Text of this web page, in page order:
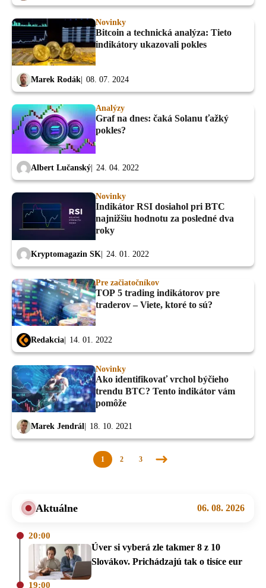
Novinky
Bitcoin a technická analýza: Tieto
indikátory ukazovali pokles
Marek Rodák 08. 07. 2024
Analýzy
Graf na dnes: čaká Solanu ťažký
pokles?
Albert Lučanský 24. 04. 2022
Novinky
Indikátor RSI dosiahol pri BTC
najnižšiu hodnotu za posledné dva
roky
Kryptomagazin SK 24. 01. 2022
Pre začiatočníkov
TOP 5 trading indikátorov pre
traderov – Viete, ktoré to sú?
Redakcia 14. 01. 2022
Novinky
Ako identifikovať vrchol býčieho
trendu BTC? Tento indikátor vám
pomôže
Marek Jendrál 18. 10. 2021
1 2 3
Nasledujúca
Aktuálne 06. 08. 2026
20:00
Úver si vyberá zle takmer 8 z 10
Slovákov. Prichádzajú tak o tisíce eur
19:00